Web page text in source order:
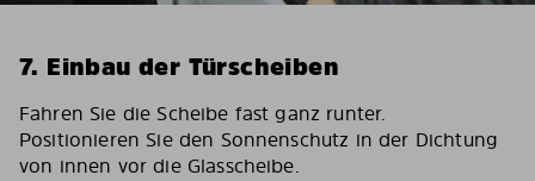
7. Einbau der Türscheiben
Fahren Sie die Scheibe fast ganz runter.
Positionieren Sie den Sonnenschutz in der Dichtung
von innen vor die Glasscheibe.